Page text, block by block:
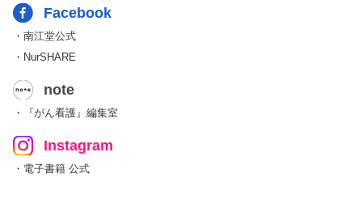
Facebook
・南江堂公式
・NurSHARE
note
・『がん看護』編集室
Instagram
・電子書籍 公式